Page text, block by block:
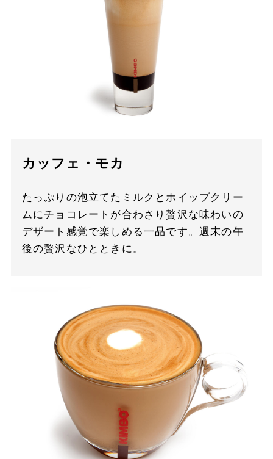
カッフェ・モカ
たっぷりの泡立てたミルクとホイップクリー
ムにチョコレートが合わさり贅沢な味わいの
デザート感覚で楽しめる一品です。週末の午
後の贅沢なひとときに。